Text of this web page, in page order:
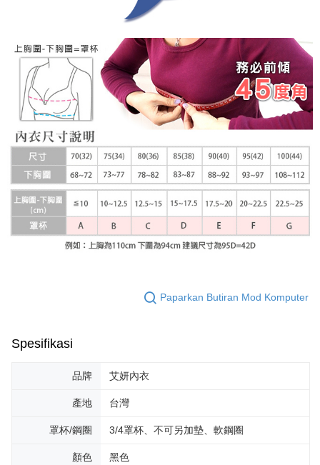
Paparkan Butiran Mod Komputer
Spesifikasi
品牌 艾妍內衣
產地 台灣
罩杯/鋼圈 3/4罩杯、不可另加墊、軟鋼圈
顏色 黑色